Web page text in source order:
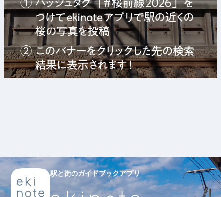
駅と街のガイドブックアプリ